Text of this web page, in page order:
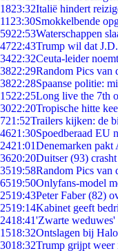
1823:32Italië hindert
11 23:30Smokkelbende
5922:53Waterschappen
4722:43Trump wil dat
3422:32Ceuta-leider
3822:29Random Pics van
3822:28Spaanse politie:
1522:25Long live the 7th
3022:20Tropische hitte
721:52Trailers kijken: de
4621:30Spoedberaad EU
2421:01Denemarken pakt
3620:20Duitser (93)
3519:58Random Pics van
6519:50Onlyfans-model
2519:43Peter Faber (82)
2519:14Kabinet geeft
2418:41'Zwarte
1518:32Ontslagen bij
3018:32Trump grijpt weer